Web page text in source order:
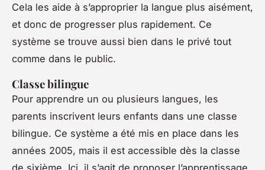
Cela les aide à s’approprier la langue plus aisément,
et donc de progresser plus rapidement. Ce
système se trouve aussi bien dans le privé tout
comme dans le public.
Classe bilingue
Pour apprendre un ou plusieurs langues, les
parents inscrivent leurs enfants dans une classe
bilingue. Ce système a été mis en place dans les
années 2005, mais il est accessible dès la classe
de sixième. Ici, il s’agit de proposer l’apprentissage